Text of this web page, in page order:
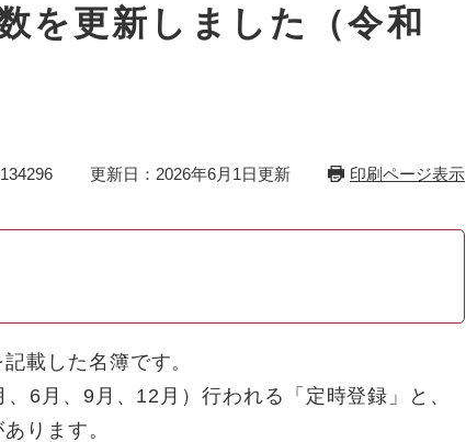
く
く
を更新しました（令和
更新日：2026年6月1日更新 印刷ページ表示
載した名簿です。
6月、9月、12月）行われる「定時登録」と、
ります。